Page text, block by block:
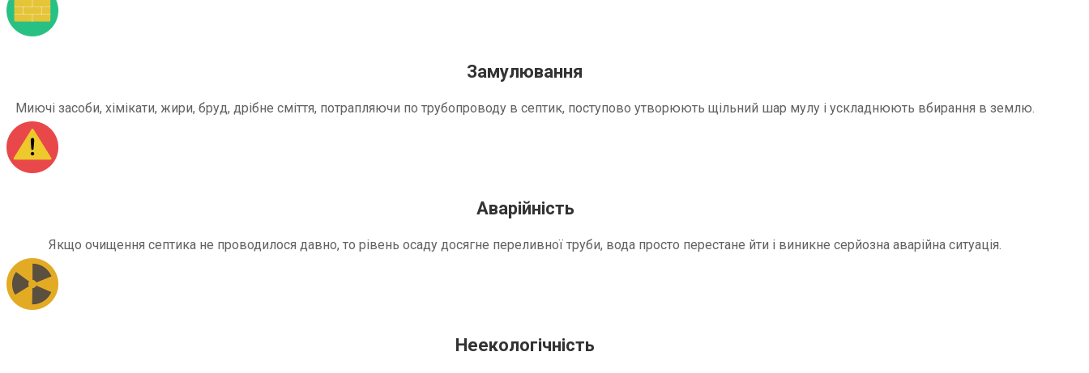
Замулювання
Миючі засоби, хімікати, жири, бруд, дрібне сміття, потрапляючи по трубопроводу в септик, поступово утворюють щільний шар мулу і ускладнюють вбирання в землю.
Аварійність
Якщо очищення септика не проводилося давно, то рівень осаду досягне переливної труби, вода просто перестане йти і виникне серйозна аварійна ситуація.
Неекологічність